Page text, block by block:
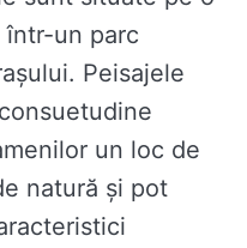
un parc
Peisajele
un loc de
natură și pot